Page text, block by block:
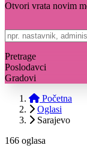
Otvori vrata novim
Pretrage
Poslodavci
Gradovi
Početna
Oglasi
Sarajevo
166 oglasa